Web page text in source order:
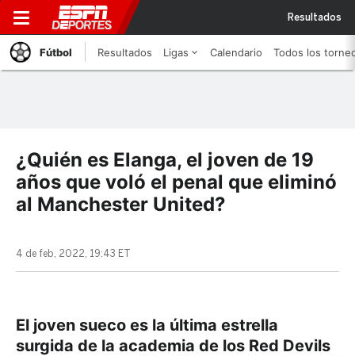
Resultados
Fútbol Resultados Ligas Calendario Todos los
¿Quién es Elanga, el joven de 19
años que voló el penal que eliminó
al Manchester United?
4 de feb, 2022, 19:43 ET
El joven sueco es la última estrella
surgida de la academia de los Red Devils